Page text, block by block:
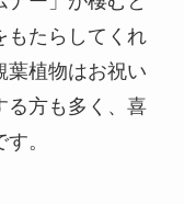
もたらしてくれ
葉植物はお祝い
る方も多く、喜
。